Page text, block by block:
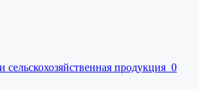
продукция 0